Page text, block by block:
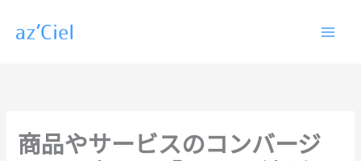
商品やサービスのコンバージ